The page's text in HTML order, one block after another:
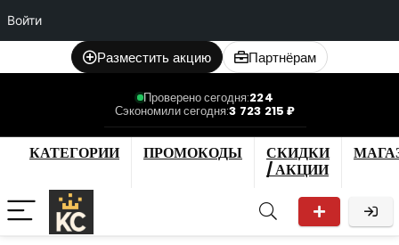
Войти
Разместить акцию Партнёрам
Проверено сегодня:224
Сэкономили сегодня:3 723 215 ₽
КАТЕГОРИИ ПРОМОКОДЫ
СКИДКИ
/ АКЦИИ